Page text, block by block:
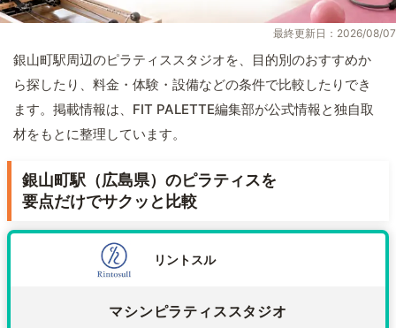
最終更新日：2026/08/07
銀山町駅周辺のピラティススタジオを、目的別のおすすめか
ら探したり、料金・体験・設備などの条件で比較したりでき
ます。掲載情報は、FIT PALETTE編集部が公式情報と独自取
材をもとに整理しています。
銀山町駅（広島県）のピラティスを
要点だけでサクッと比較
リントスル
マシンピラティススタジオ